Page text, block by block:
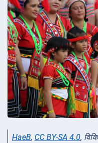
HaeB, CC BY-SA 4.0,